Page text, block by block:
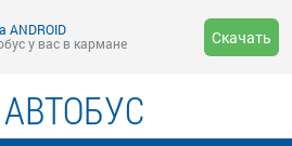
у вас в кармане
Скачать